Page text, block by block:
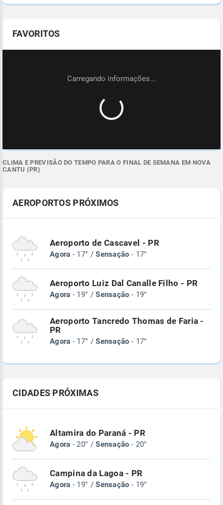
FAVORITOS
CLIMA E PREVISÃO DO TEMPO PARA O FINAL DE SEMANA EM NOVA
CANTU (PR)
AEROPORTOS PRÓXIMOS
Aeroporto de Cascavel - PR
Agora - 17° /Sensação - 17°
Aeroporto Luiz Dal Canalle Filho - PR
Agora - 19° /Sensação - 19°
Aeroporto Tancredo Thomas de Faria -
PR
Agora - 17° /Sensação - 17°
CIDADES PRÓXIMAS
Altamira do Paraná - PR
Agora - 20° /Sensação - 20°
Campina da Lagoa - PR
Agora - 19° /Sensação - 19°